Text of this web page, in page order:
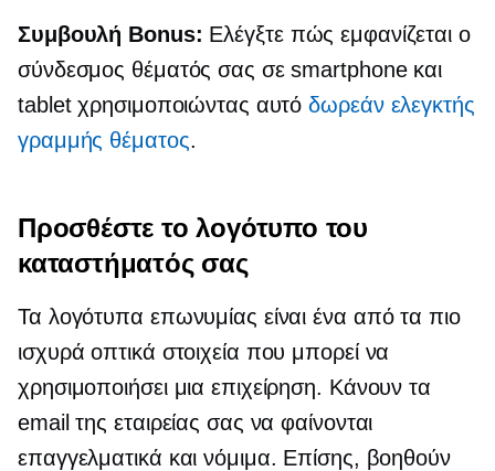
Συμβουλή Bonus: Ελέγξτε πώς εμφανίζεται ο
σύνδεσμος θέματός σας σε smartphone και
tablet χρησιμοποιώντας αυτόδωρεάν ελεγκτής
γραμμής θέματος.
Προσθέστε το λογότυπο του
καταστήματός σας
Τα λογότυπα επωνυμίας είναι ένα από τα πιο
ισχυρά οπτικά στοιχεία που μπορεί να
χρησιμοποιήσει μια επιχείρηση. Κάνουν τα
email της εταιρείας σας να φαίνονται
επαγγελματικά και νόμιμα. Επίσης, βοηθούν